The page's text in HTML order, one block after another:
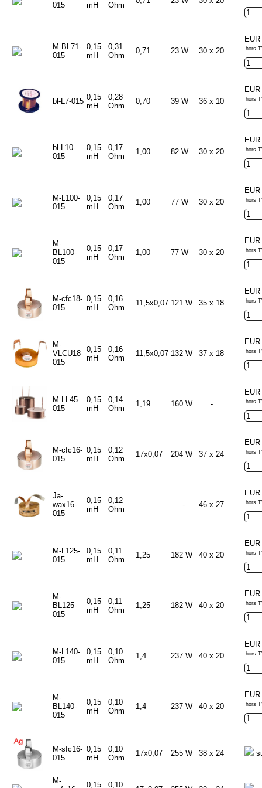
015
mH
Ohm
M-BL71-
015
0,15
mH
0,31
Ohm
0,71 23 W 30 x 20 hors
bl-L7-015 0,15
mH
0,28
Ohm
0,70 39 W 36 x 10 hors
bl-L10-
015
0,15
mH
0,17
Ohm
1,00 82 W 30 x 20 hors
M-L100-
015
0,15
mH
0,17
Ohm
1,00 77 W 30 x 20 hors
M-
BL100-
015
0,15
mH
0,17
Ohm
1,00 77 W 30 x 20 hors
M-cfc18-
015
0,15
mH
0,16
Ohm
11,5x0,07 121 W 35 x 18 hors
M-
VLCU18-
015
0,15
mH
0,16
Ohm
11,5x0,07 132 W 37 x 18 hors
M-LL45-
015
0,15
mH
0,14
Ohm
1,19 160 W - hors
M-cfc16-
015
0,15
mH
0,12
Ohm
17x0,07 204 W 37 x 24 hors
Ja-
wax16-
015
0,15
mH
0,12
Ohm
- 46 x 27 hors
M-L125-
015
0,15
mH
0,11
Ohm
1,25 182 W 40 x 20 hors
M-
BL125-
015
0,15
mH
0,11
Ohm
1,25 182 W 40 x 20 hors
M-L140-
015
0,15
mH
0,10
Ohm
1,4 237 W 40 x 20 hors
M-
BL140-
015
0,15
mH
0,10
Ohm
1,4 237 W 40 x 20 hors
M-sfc16-
015
0,15
mH
0,10
Ohm
17x0,07 255 W 38 x 24
M-
0,15 0,10